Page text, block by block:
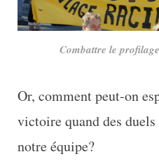
Combattre le
Or, comment peut-on
victoire quand des
notre équipe?